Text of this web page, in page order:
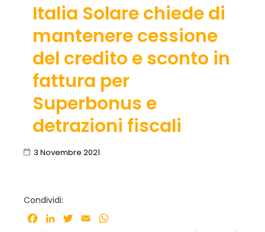
Italia Solare chiede di
mantenere cessione
del credito e sconto in
fattura per
Superbonus e
detrazioni fiscali
3 Novembre 2021
Condividi:
Facebook
LinkedInTwitter
Email